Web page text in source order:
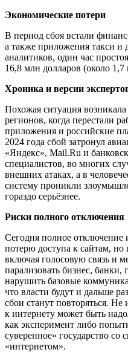
Экономические потери
В период сбоя встали
а также приложения такси и
аналитиков, один час
16,8 млн долларов (около
Хроника и версии
Похожая ситуация
регионов, когда перестали
приложения и российские
2024 года сбой затронул
«Яндекс», Mail.Ru и
специалистов, во многих
внешних атаках, а в
систему проникли
гораздо серьёзнее.
Риски полного отключения
Сегодня полное отключение
потерю доступа к сайтам,
включая голосовую связь и
парализовать бизнес, банки,
нарушить базовые
что власти будут и дальше
сбои станут повторяться.
к интернету может быть
как эксперимент либо
суверенное» государство со
«интернетом».